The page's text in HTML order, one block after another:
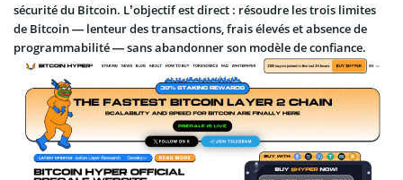
sécurité du Bitcoin. L’objectif est direct : résoudre les trois limites
de Bitcoin — lenteur des transactions, frais élevés et absence de
programmabilité — sans abandonner son modèle de confiance.